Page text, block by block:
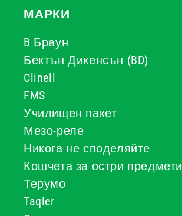
МАРКИ
B Браун
Бектън Дикенсън (BD)
Clinell
FMS
Училищен пакет
Мезо-реле
Никога не споделяйте
Кошчета за остри предмети
Терумо
Taqler